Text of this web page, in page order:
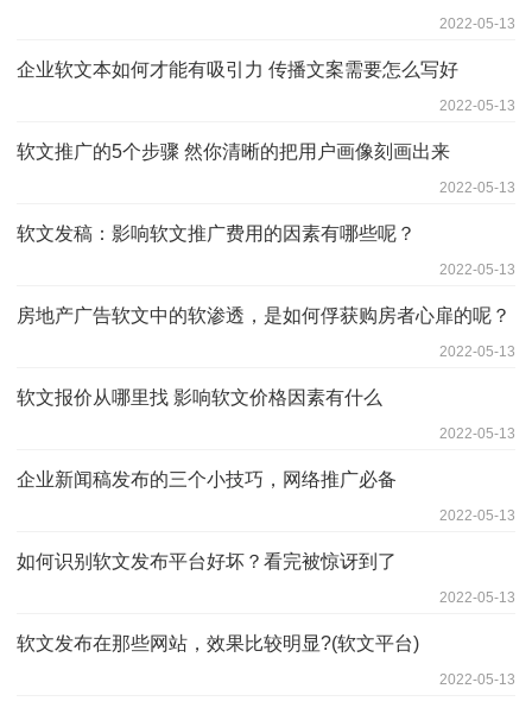
2022-05-13
企业软文本如何才能有吸引力 传播文案需要怎么写好
2022-05-13
软文推广的5个步骤 然你清晰的把用户画像刻画出来
2022-05-13
软文发稿：影响软文推广费用的因素有哪些呢？
2022-05-13
房地产广告软文中的软渗透，是如何俘获购房者心扉的呢？
2022-05-13
软文报价从哪里找 影响软文价格因素有什么
2022-05-13
企业新闻稿发布的三个小技巧，网络推广必备
2022-05-13
如何识别软文发布平台好坏？看完被惊讶到了
2022-05-13
软文发布在那些网站，效果比较明显?(软文平台)
2022-05-13